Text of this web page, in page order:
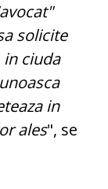
solicite
ciuda
in
ales", se